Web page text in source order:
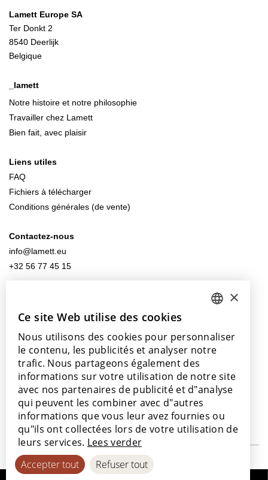
Lamett Europe SA
Ter Donkt 2
8540 Deerlijk
Belgique
_lamett
Notre histoire et notre philosophie
Travailler chez Lamett
Bien fait, avec plaisir
Liens utiles
FAQ
Fichiers à télécharger
Conditions générales (de vente)
Contactez-nous
info@lamett.eu
+32 56 77 45 15
Avec le soutien de
© 2026
Politique de
Politique en
ENGLISH
FRENCH
SPANISH
×
Ce site Web utilise des cookies
Nous utilisons des cookies pour personnaliser
le contenu, les publicités et analyser notre
trafic. Nous partageons également des
informations sur votre utilisation de notre site
avec nos partenaires de publicité et d"analyse
qui peuvent les combiner avec d"autres
informations que vous leur avez fournies ou
qu"ils ont collectées lors de votre utilisation de
leurs services. Lees verder
Accepter tout
Refuser tout